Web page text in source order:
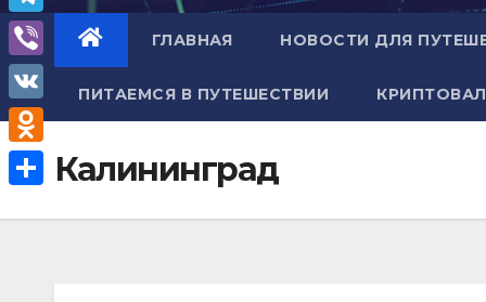
ГЛАВНАЯ НОВОСТИ ДЛЯ
ПИТАЕМСЯ В ПУТЕШЕСТВИИ
Калининград
h
a
A
T
e
l
e
g
V
i
b
e
V
K
O